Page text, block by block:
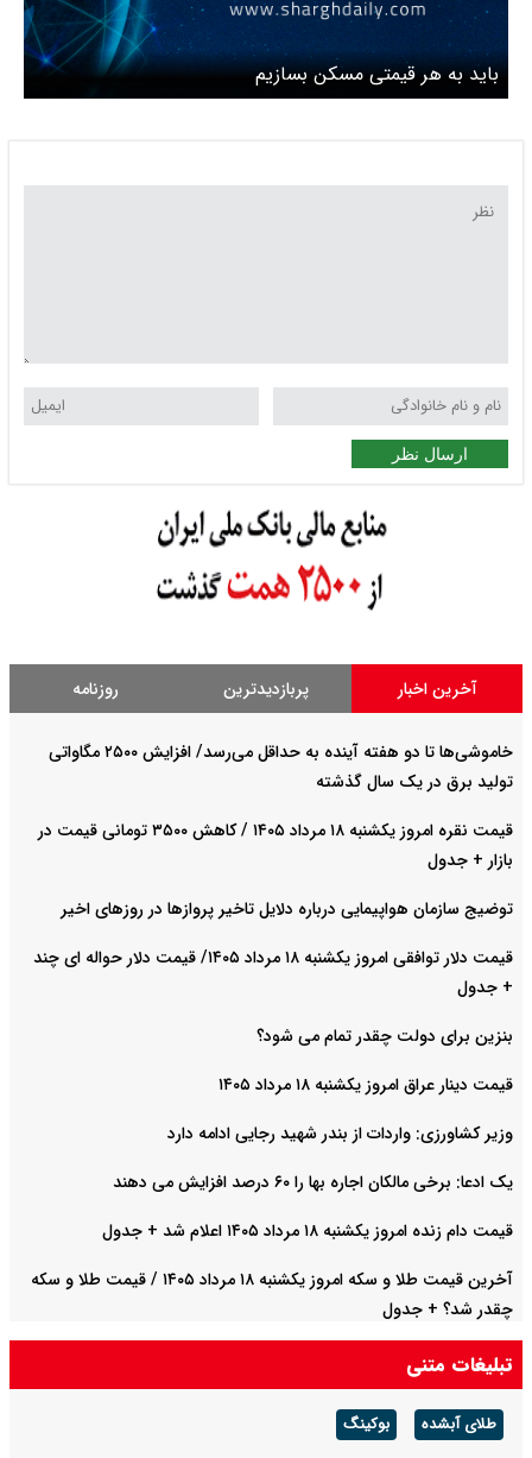
باید به هر قیمتی مسکن بسازیم‌
ارسال نظر
آخرین اخبار پربازدیدترین روزنامه
خاموشی‌ها تا دو هفته آینده به حداقل می‌رسد/ افزایش ۲۵۰۰ مگاواتی
تولید برق در یک سال گذشته
قیمت نقره امروز یکشنبه ۱۸ مرداد ۱۴۰۵ / کاهش ۳۵۰۰ تومانی قیمت در
بازار + جدول
توضیج سازمان هواپیمایی درباره دلایل تاخیر پروازها در روزهای اخیر
قیمت دلار توافقی امروز یکشنبه ۱۸ مرداد ۱۴۰۵/ قیمت دلار حواله ای چند
+ جدول
بنزین برای دولت چقدر تمام می شود؟
قیمت دینار عراق امروز یکشنبه ۱۸ مرداد ۱۴۰۵
وزیر کشاورزی: واردات از بندر شهید رجایی ادامه دارد
یک ادعا: برخی مالکان اجاره بها را ۶۰ درصد افزایش می دهند
قیمت دام زنده امروز یکشنبه ۱۸ مرداد ۱۴۰۵ اعلام شد + جدول
آخرین قیمت طلا و سکه امروز یکشنبه ۱۸ مرداد ۱۴۰۵ / قیمت طلا و سکه
چقدر شد؟ + جدول
تبلیغات متنی
طلای آبشده بوکینگ